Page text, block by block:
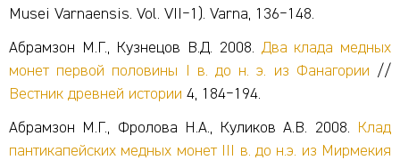
Musei Varnaensis. Vol. VII‒1). Varna, 136‒148.
Абрамзон М.Г., Кузнецов В.Д. 2008. Два клада медных
монет первой половины I в. до н. э. из Фанагории //
Вестник древней истории 4, 184‒194.
Абрамзон М.Г., Фролова Н.А., Куликов А.В. 2008.
Клад
пантикапейских медных монет III в. до н.э. из Мирмекия